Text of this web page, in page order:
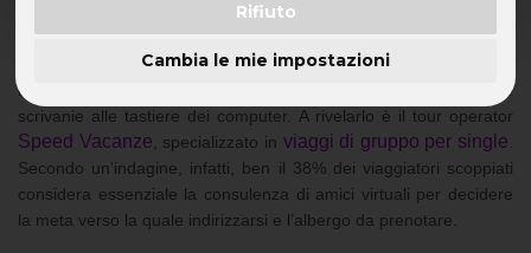
Rifiuto
Cambia le mie impostazioni
Dall’agenzia di viaggi ai social network il passo è breve, e i single
lo hanno capito. Ormai la consulenza di viaggio si è spostata dalle
scrivanie alle tastiere dei computer. A rivelarlo è il tour operator
Speed Vacanze , specializzato in viaggi di gruppo per single
Secondo un’indagine, infatti, ben il 38% dei viaggiatori scoppiati
considera essenziale la consulenza di amici virtuali per decidere
la meta verso la quale indirizzarsi e l’albergo da prenotare.